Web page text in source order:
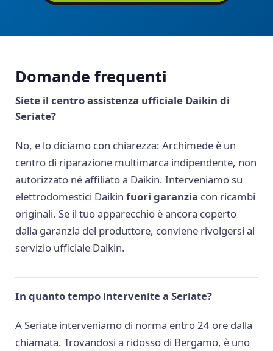
Domande frequenti
Siete il centro assistenza ufficiale Daikin di
Seriate?
No, e lo diciamo con chiarezza: Archimede è un
centro di riparazione multimarca indipendente, non
autorizzato né affiliato a Daikin. Interveniamo su
elettrodomestici Daikinfuori garanzia con ricambi
originali. Se il tuo apparecchio è ancora coperto
dalla garanzia del produttore, conviene rivolgersi al
servizio ufficiale Daikin.
In quanto tempo intervenite a Seriate?
A Seriate interveniamo di norma entro 24 ore dalla
chiamata. Trovandosi a ridosso di Bergamo, è uno